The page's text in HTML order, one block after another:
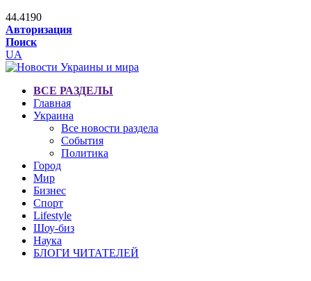
44.4190
Авторизация
Поиск
UA
ВСЕ РАЗДЕЛЫ
Главная
Украина
Все новости раздела
События
Политика
Город
Мир
Бизнес
Спорт
Lifestyle
Шоу-биз
Наука
БЛОГИ ЧИТАТЕЛЕЙ